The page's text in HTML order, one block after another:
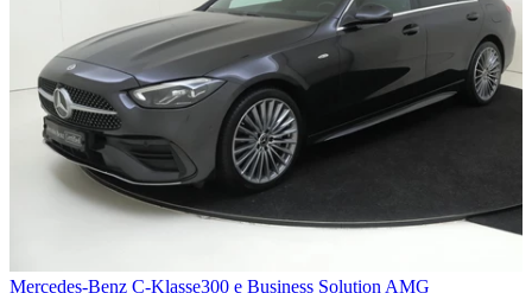
Mercedes-Benz C-Klasse300 e Business Solution AMG